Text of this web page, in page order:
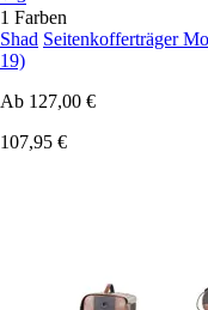
1 Farben
Shad Seitenkofferträger
19)
Ab 127,00 €
107,95 €